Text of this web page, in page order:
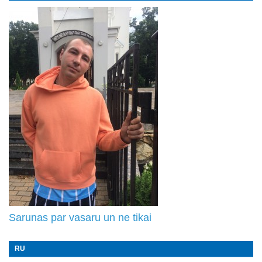
Sarunas par vasaru un ne tikai
RU